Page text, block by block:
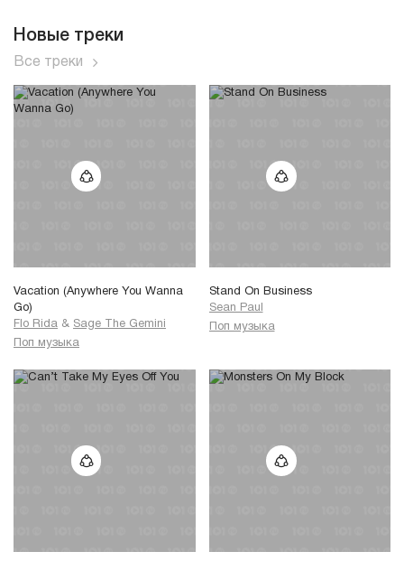
Новые треки
Все треки
Vacation (Anywhere You Wanna
Go)
Flo Rida & Sage The Gemini
Поп музыка
Stand On Business
Sean Paul
Поп музыка